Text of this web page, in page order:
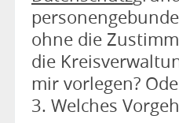
ohne die
die
mir vorlegen?
3. Welches